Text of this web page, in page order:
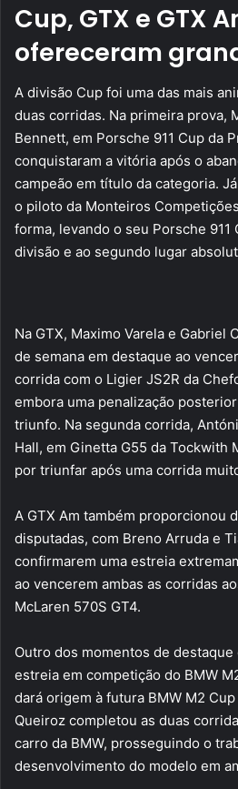
Cup, GTX e GTX
ofereceram
A divisão Cup foi uma das mais
duas corridas. Na primeira prova,
Bennett, em Porsche 911 Cup da
conquistaram a vitória após o
campeão em título da categoria.
o piloto da Monteiros
forma, levando o seu Porsche 911
divisão e ao segundo lugar
Na GTX, Maximo Varela e Gabriel
de semana em destaque ao
corrida com o Ligier JS2R da
embora uma penalização
triunfo. Na segunda corrida,
Hall, em Ginetta G55 da Tockwith
por triunfar após uma corrida
A GTX Am também proporcionou
disputadas, com Breno Arruda e
confirmarem uma estreia
ao vencerem ambas as corridas
McLaren 570S GT4.
Outro dos momentos de
estreia em competição do BMW
dará origem à futura BMW M2 Cup
Queiroz completou as duas
carro da BMW, prosseguindo o
desenvolvimento do modelo em